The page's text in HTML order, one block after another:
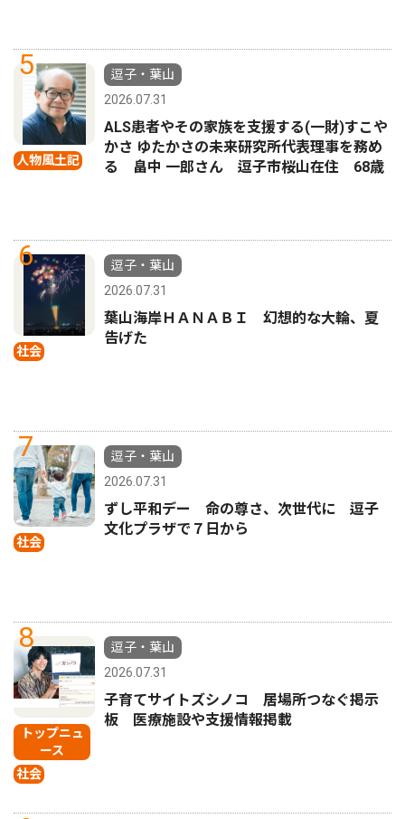
5
人物風土記
逗子・葉山
2026.07.31
ALS患者やその家族を支援する(一財)すこや
かさ ゆたかさの未来研究所代表理事を務め
る 畠中 一郎さん 逗子市桜山在住 68歳
6
社会
逗子・葉山
2026.07.31
葉山海岸ＨＡＮＡＢＩ 幻想的な大輪、夏
告げた
7
社会
逗子・葉山
2026.07.31
ずし平和デー 命の尊さ、次世代に 逗子
文化プラザで７日から
8
トップニュ
ース
社会
逗子・葉山
2026.07.31
子育てサイトズシノコ 居場所つなぐ掲示
板 医療施設や支援情報掲載